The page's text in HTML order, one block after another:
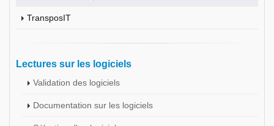
TransposIT
Lectures sur les logiciels
Validation des logiciels
Documentation sur les logiciels